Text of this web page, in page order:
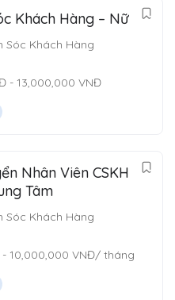
Khách Hàng – Nữ
Sóc Khách Hàng
- 13,000,000 VNĐ
Nhân Viên CSKH
Tâm
Sóc Khách Hàng
- 10,000,000 VNĐ/ tháng